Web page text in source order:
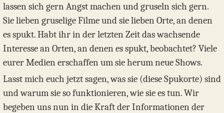
lassen sich gern Angst machen und gruseln sich gern.
Sie lieben gruselige Filme und sie lieben Orte, an denen
es spukt. Habt ihr in der letzten Zeit das wachsende
Interesse an Orten, an denen es spukt, beobachtet? Viele
eurer Medien erschaffen um sie herum neue Shows.
Lasst mich euch jetzt sagen, was sie (diese Spukorte) sind
und warum sie so funktionieren, wie sie es tun. Wir
begeben uns nun in die Kraft der Informationen der